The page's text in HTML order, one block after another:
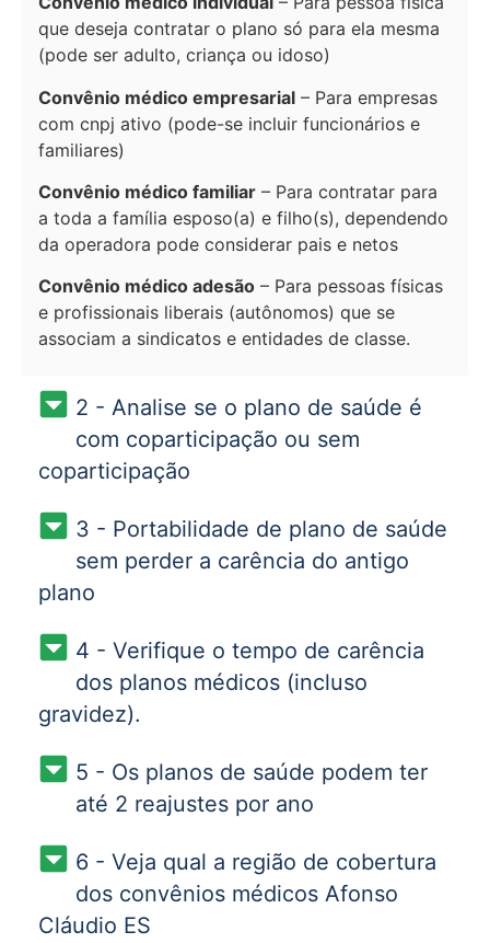
que deseja contratar o plano só para ela mesma
(pode ser adulto, criança ou idoso)
Convênio médico empresarial – Para empresas
com cnpj ativo (pode-se incluir funcionários e
familiares)
Convênio médico familiar – Para contratar para
a toda a família esposo(a) e filho(s), dependendo
da operadora pode considerar pais e netos
Convênio médico adesão – Para pessoas físicas
e profissionais liberais (autônomos) que se
associam a sindicatos e entidades de classe.
2 - Analise se o plano de saúde é
com coparticipação ou sem
coparticipação
3 - Portabilidade de plano de saúde
sem perder a carência do antigo
plano
4 - Verifique o tempo de carência
dos planos médicos (incluso
gravidez).
5 - Os planos de saúde podem ter
até 2 reajustes por ano
6 - Veja qual a região de cobertura
dos convênios médicos Afonso
Cláudio ES